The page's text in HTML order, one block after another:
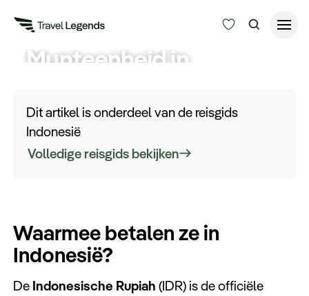
Inspiratie
Munteenheid in
Dit artikel is onderdeel van de reisgids
Indonesië
Volledige reisgids bekijken
Waarmee betalen ze in
Indonesië?
De Indonesische Rupiah (IDR) is de officiële